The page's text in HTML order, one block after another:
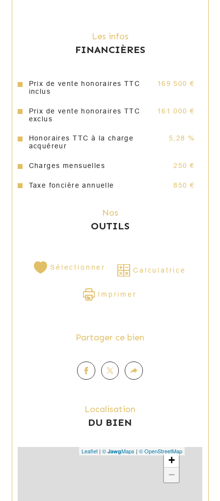
Les infos
FINANCIÈRES
Prix de vente honoraires TTC
inclus
169 500 €
Prix de vente honoraires TTC
exclus
161 000 €
Honoraires TTC à la charge
acquéreur
5,28 %
Charges mensuelles 250 €
Taxe foncière annuelle 850 €
Nos
OUTILS
Sélectionner Calculatrice
Imprimer
Partager ce bien
Localisation
DU BIEN
+
−
Leaflet | © JawgMaps | © OpenStreetMap